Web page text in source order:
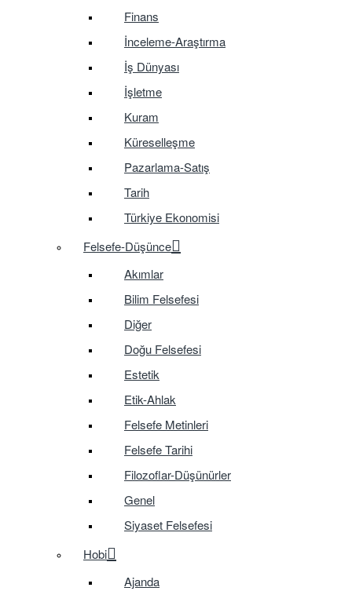
Finans
İnceleme-Araştırma
İş Dünyası
İşletme
Kuram
Küreselleşme
Pazarlama-Satış
Tarih
Türkiye Ekonomisi
Felsefe-Düşünce
Akımlar
Bilim Felsefesi
Diğer
Doğu Felsefesi
Estetik
Etik-Ahlak
Felsefe Metinleri
Felsefe Tarihi
Filozoflar-Düşünürler
Genel
Siyaset Felsefesi
Hobi
Ajanda